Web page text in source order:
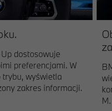
dostosowuje
preferencjami. W
wyświetla
zakres informacji.
M.